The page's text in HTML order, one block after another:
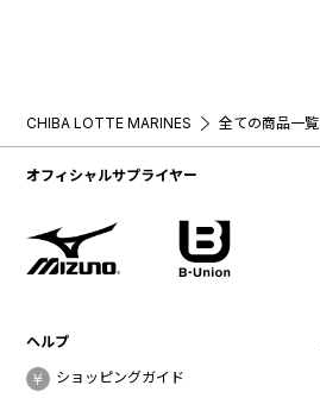
CHIBA LOTTE MARINES 全ての商品一覧
オフィシャルサプライヤー
ヘルプ
ショッピングガイド